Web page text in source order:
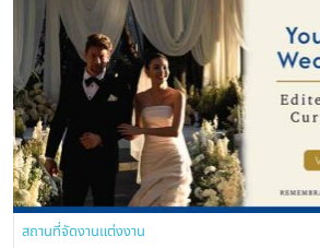
สถานที่จัดงานแต่งงาน